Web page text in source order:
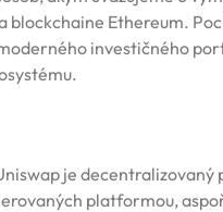
blockchaine Ethereum.
investičného
je decentralizovaný
platformou,